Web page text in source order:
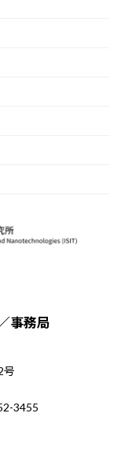
事務局
号
3455